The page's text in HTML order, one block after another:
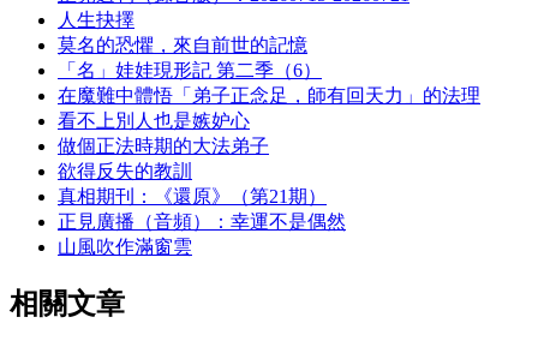
人生抉擇
莫名的恐懼，來自前世的記憶
「名」娃娃現形記 第二季（6）
在魔難中體悟「弟子正念足，師有回天力」的法理
看不上別人也是嫉妒心
做個正法時期的大法弟子
欲得反失的教訓
真相期刊：《還原》（第21期）
正見廣播（音頻）：幸運不是偶然
山風吹作滿窗雲
相關文章